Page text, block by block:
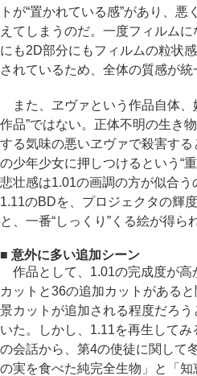
トが“置かれている感”があり、悪
えてしまうのだ。一度フィルム
にも2D部分にもフィルムの粒状
されているため、全体の質感が統
また、ヱヴァという作品自体、
作品”ではない。正体不明の生き
する気味の悪いヱヴァで殺害す
の少年少女に押しつけるという“
悲壮感は1.01の画調の方が似合
1.11のBDを、プロジェクタの輝
と、一番“しっくり”くる絵が得ら
■ 意外に多い追加シーン
作品として、1.01の完成度が高
カットと36の追加カットがある
景カットが追加される程度だろ
いた。しかし、1.11を再生して
の会話から、第4の使徒に関して
の実を食べた純完全生物」と「